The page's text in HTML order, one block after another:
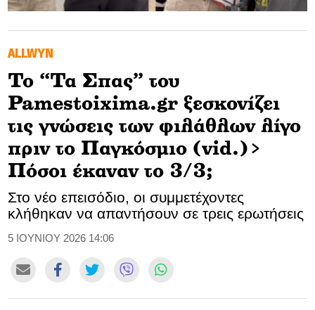
SOOZIE’S FRIENDS
CULTURE
TASTELAND
TECH
MEDIALAND
ALLWYN
Το “Τα Σπας” του
Pamestoixima.gr ξεσκονίζει
τις γνώσεις των φιλάθλων λίγο
πριν το Παγκόσμιο (vid.)>
Πόσοι έκαναν το 3/3;
Στο νέο επεισόδιο, οι συμμετέχοντες
κλήθηκαν να απαντήσουν σε τρεις ερωτήσεις
5 ΙΟΥΝΙΟΥ 2026 14:06